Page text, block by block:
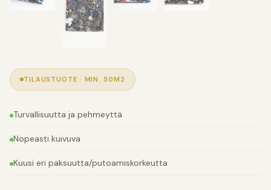
TILAUSTUOTE · MIN. 50M2
Turvallisuutta ja pehmeyttä
Nopeasti kuivuva
Kuusi eri paksuutta/putoamiskorkeutta